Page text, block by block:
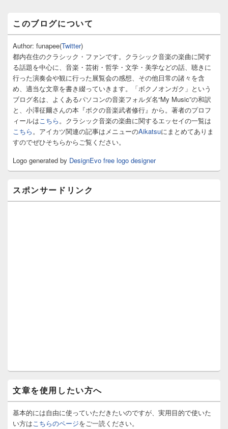
ン
サ
イ
バ
ー
ウ
ィ
ト
ア
このブログについて
Author: funapee(Twitter)
都内在住のクラシック・ファンです。クラシック音楽の楽曲に関す
る話題を中心に、音楽・芸術・哲学・文学・美学などの話、聴きに
行った演奏会や観に行った展覧会の感想、その他日常の諸々を含
め、適当な文章を書き綴っていきます。「ボクノオンガク」という
ブログ名は、よくあるパソコンの音楽フォルダ名“My Music”の和訳
と、小澤征爾さんの本『ボクの音楽武者修行』から。著者のプロフ
ィールはこちら。クラシック音楽の楽曲に関するエッセイの一覧は
こちら。アイカツ関連の記事はメニューのAikatsuにまとめてありま
すのでぜひそちらからご覧ください。
Logo generated by DesignEvo free logo designer
スポンサードリンク
文章を使用したい方へ
基本的には自由に使っていただきたいのですが、実用目的で使いた
い方はこちらのページをご一読ください。